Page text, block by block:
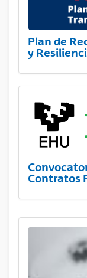
Plan de
y
Contratos